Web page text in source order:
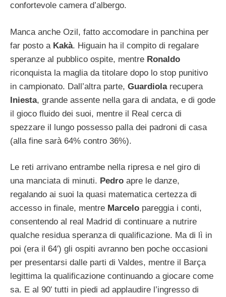
confortevole camera d’albergo.
Manca anche Ozil, fatto accomodare in panchina per
far posto a Kakà. Higuain ha il compito di regalare
speranze al pubblico ospite, mentre Ronaldo
riconquista la maglia da titolare dopo lo stop punitivo
in campionato. Dall’altra parte, Guardiolarecupera
Iniesta, grande assente nella gara di andata, e di gode
il gioco fluido dei suoi, mentre il Real cerca di
spezzare il lungo possesso palla dei padroni di casa
(alla fine sarà 64% contro 36%).
Le reti arrivano entrambe nella ripresa e nel giro di
una manciata di minuti. Pedro apre le danze,
regalando ai suoi la quasi matematica certezza di
accesso in finale, mentre Marcelo pareggia i conti,
consentendo al real Madrid di continuare a nutrire
qualche residua speranza di qualificazione. Ma di lì in
poi (era il 64′) gli ospiti avranno ben poche occasioni
per presentarsi dalle parti di Valdes, mentre il Barça
legittima la qualificazione continuando a giocare come
sa. E al 90′ tutti in piedi ad applaudire l’ingresso di